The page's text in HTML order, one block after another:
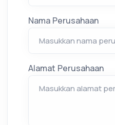
Nama Perusahaan
Alamat Perusahaan